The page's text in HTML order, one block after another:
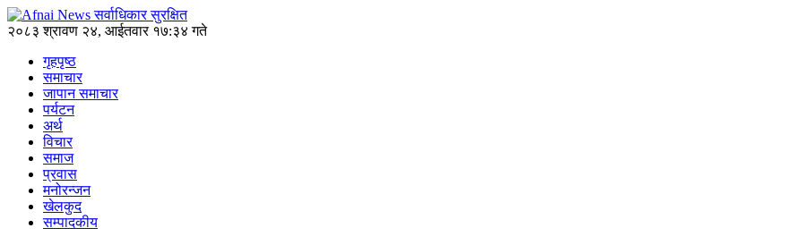
२०८३ श्रावण २४, आईतवार १७:३४ गते
गृहपृष्ठ
समाचार
जापान समाचार
पर्यटन
अर्थ
विचार
समाज
प्रवास
मनोरन्जन
खेलकुद
सम्पादकीय